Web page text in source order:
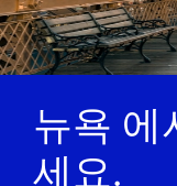
뉴욕 에